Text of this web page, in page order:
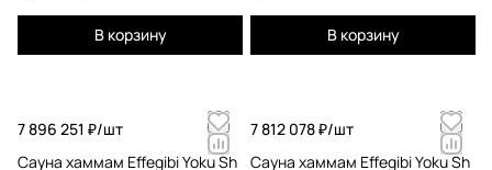
В корзину В корзину
7 896 251 ₽/шт
Сауна хаммам Effegibi Yoku Sh
7 812 078 ₽/шт
Сауна хаммам Effegibi Yoku Sh